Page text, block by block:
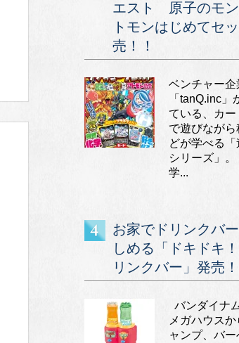
エスト 原子のモ
トモンはじめてセ
売！！
ベンチャー企
「tanQ.inc
ている、カ
で遊びなが
どが学べる
シリーズ」
学...
お家でドリンクバ
しめる「ドキドキ
リンクバー」発売！
バンダイナ
メガハウス
ャンプ、バ